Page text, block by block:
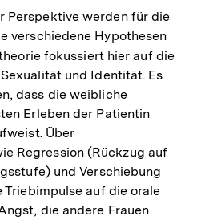
Perspektive werden für die
verschiedene Hypothesen
fokussiert hier auf die
und Identität. Es
dass die weibliche
Erleben der Patientin
Über
Regression (Rückzug auf
und Verschiebung
auf die orale
die andere Frauen